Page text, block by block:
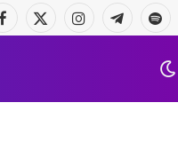
Facebook
X
InstagramTelegrama